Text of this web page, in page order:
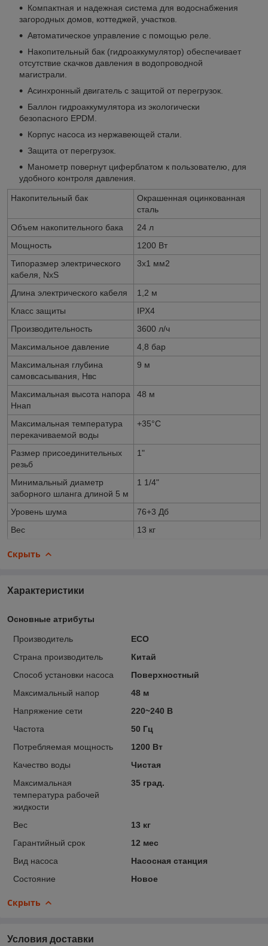
Компактная и надежная система для водоснабжения
загородных домов, коттеджей, участков.
Автоматическое управление с помощью реле.
Накопительный бак (гидроаккумулятор) обеспечивает
отсутствие скачков давления в водопроводной
магистрали.
Асинхронный двигатель с защитой от перегрузок.
Баллон гидроаккумулятора из экологически
безопасного EPDM.
Корпус насоса из нержавеющей стали.
Защита от перегрузок.
Манометр повернут циферблатом к пользователю, для
удобного контроля давления.
Накопительный бак
Окрашенная оцинкованная
сталь
Объем накопительного бака
24 л
Мощность
1200 Вт
Типоразмер электрического
кабеля, NxS
3х1 мм2
Длина электрического кабеля
1,2 м
Класс защиты
IPX4
Производительность
3600 л/ч
Максимальное давление
4,8 бар
Максимальная глубина
самовсасывания, Нвс
9 м
Максимальная высота напора
Ннап
48 м
Максимальная температура
перекачиваемой воды
+35°С
Размер присоединительных
резьб
1"
Минимальный диаметр
заборного шланга длиной 5 м
1 1/4"
Уровень шума
76+3 Дб
Вес
13 кг
Скрыть
Характеристики
Основные атрибуты
Производитель
ECO
Страна производитель
Китай
Способ установки насоса
Поверхностный
Максимальный напор
48 м
Напряжение сети
220~240 В
Частота
50 Гц
Потребляемая мощность
1200 Вт
Качество воды
Чистая
Максимальная
температура рабочей
жидкости
35 град.
Вес
13 кг
Гарантийный срок
12 мес
Вид насоса
Насосная станция
Состояние
Новое
Скрыть
Условия доставки